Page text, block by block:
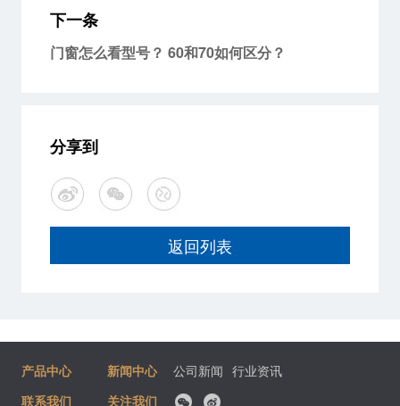
下一条
门窗怎么看型号？ 60和70如何区分？
分享到
返回列表
产品中心 新闻中心 公司新闻 行业资讯
联系我们
关注我们